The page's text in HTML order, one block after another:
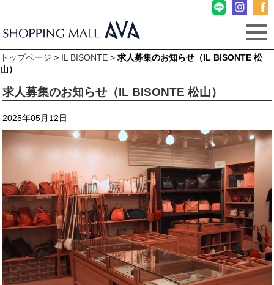
トップページ > IL BISONTE > 求人募集のお知らせ（IL BISONTE 松
山）
求人募集のお知らせ（IL BISONTE 松山）
2025年05月12日